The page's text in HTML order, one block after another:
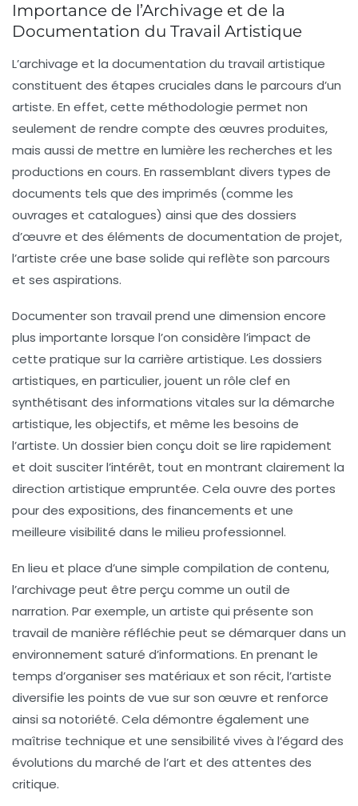
Importance de l’Archivage et de la
Documentation du Travail Artistique
L’archivage et la documentation du travail artistique
constituent des étapes cruciales dans le parcours d’un
artiste. En effet, cette méthodologie permet non
seulement de rendre compte des œuvres produites,
mais aussi de mettre en lumière les recherches et les
productions en cours. En rassemblant divers types de
documents tels que des imprimés (comme les
ouvrages et catalogues) ainsi que des dossiers
d’œuvre et des éléments de documentation de projet,
l’artiste crée une base solide qui reflète son parcours
et ses aspirations.
Documenter son travail prend une dimension encore
plus importante lorsque l’on considère l’impact de
cette pratique sur la carrière artistique. Les dossiers
artistiques, en particulier, jouent un rôle clef en
synthétisant des informations vitales sur la démarche
artistique, les objectifs, et même les besoins de
l’artiste. Un dossier bien conçu doit se lire rapidement
et doit susciter l’intérêt, tout en montrant clairement la
direction artistique empruntée. Cela ouvre des portes
pour des expositions, des financements et une
meilleure visibilité dans le milieu professionnel.
En lieu et place d’une simple compilation de contenu,
l’archivage peut être perçu comme un outil de
narration. Par exemple, un artiste qui présente son
travail de manière réfléchie peut se démarquer dans un
environnement saturé d’informations. En prenant le
temps d’organiser ses matériaux et son récit, l’artiste
diversifie les points de vue sur son œuvre et renforce
ainsi sa notoriété. Cela démontre également une
maîtrise technique et une sensibilité vives à l’égard des
évolutions du marché de l’art et des attentes des
critique.